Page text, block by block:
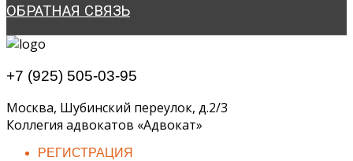
ОБРАТНАЯ СВЯЗЬ
+7 (925) 505-03-95
Москва, Шубинский переулок, д.2/3
Коллегия адвокатов «Адвокат»
РЕГИСТРАЦИЯ